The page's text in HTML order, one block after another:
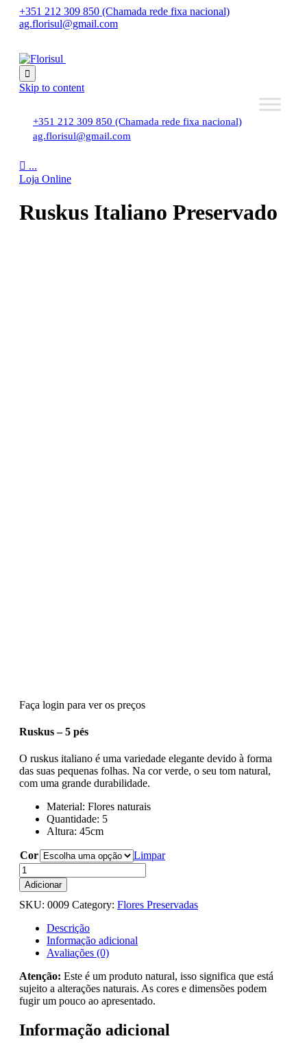
+351 212 309 850 (Chamada rede fixa nacional)
ag.florisul@gmail.com

Skip to content
+351 212 309 850 (Chamada rede fixa nacional)
ag.florisul@gmail.com
 ...
Loja Online
Ruskus Italiano Preservado
Faça login para ver os preços
Ruskus – 5 pés
O ruskus italiano é uma variedade elegante devido à forma
das suas pequenas folhas. Na cor verde, o seu tom natural,
com uma grande durabilidade.
Material: Flores naturais
Quantidade: 5
Altura: 45cm
Cor
Limpar
Quantidade
de
Ruskus
Italiano
Adicionar
SKU: 0009 Category: Flores Preservadas
Descrição
Informação adicional
Avaliações (0)
Atenção: Este é um produto natural, isso significa que está
sujeito a alterações naturais. As cores e dimensões podem
fugir um pouco ao apresentado.
Informação adicional